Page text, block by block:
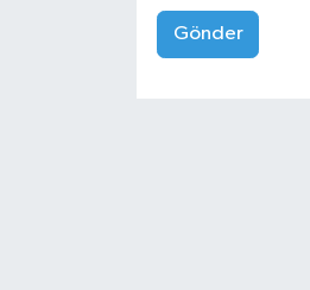
Gönder